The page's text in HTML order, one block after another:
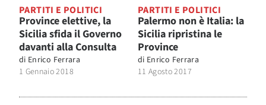
PARTITI E POLITICI
Province elettive, la
Sicilia sfida il Governo
davanti alla Consulta
di Enrico Ferrara
1 Gennaio 2018
PARTITI E POLITICI
Palermo non è Italia: la
Sicilia ripristina le
Province
di Enrico Ferrara
11 Agosto 2017